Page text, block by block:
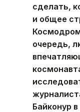
сделать,
и общее
очередь,
Байконур